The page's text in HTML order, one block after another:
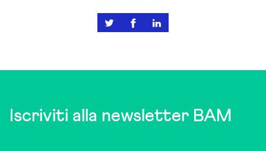
Iscriviti alla newsletter BAM